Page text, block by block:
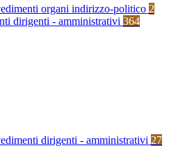
organi indirizzo-politico 2
dirigenti - amministrativi 364
dirigenti - amministrativi 27